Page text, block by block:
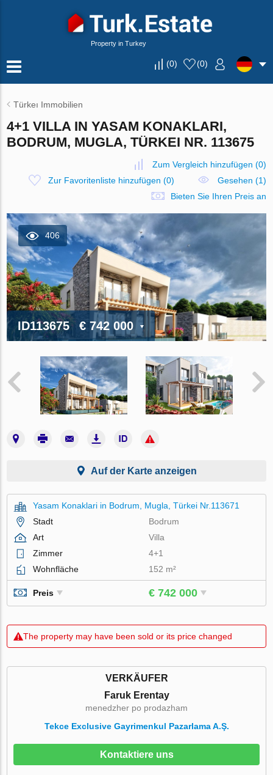
Property in Turkey
(0) (0)
Türkeı Immobilien
4+1 VILLA IN YASAM KONAKLARI,
BODRUM, MUGLA, TÜRKEI NR. 113675
Zum Vergleich hinzufügen (0)
Zur Favoritenliste hinzufügen (0)
Gesehen (1)
Bieten Sie Ihren Preis an
406
ID113675 € 742 000
Auf der Karte anzeigen
Yasam Konaklari in Bodrum, Mugla, Türkei Nr.113671
Stadt
Bodrum
Art
Villa
Zimmer
4+1
Wohnfläche
152 m²
Preis € 742 000
The property may have been sold or its price changed
VERKÄUFER
Faruk Erentay
menedzher po prodazham
Tekce Exclusive Gayrimenkul Pazarlama A.Ş.
Kontaktiere uns